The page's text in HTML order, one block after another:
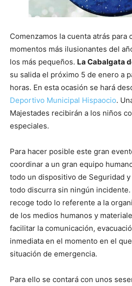
Comenzamos la cuenta atrás para
momentos más ilusionantes del
los más pequeños. La Cabalgata
su salida el próximo 5 de enero a
horas. En esta ocasión se hará
Deportivo Municipal Hispaocio.
Majestades recibirán a los niños
especiales.
Para hacer posible este gran
coordinar a un gran equipo
todo un dispositivo de Seguridad
todo discurra sin ningún incidente.
recoge todo lo referente a la
de los medios humanos y
facilitar la comunicación,
inmediata en el momento en el
situación de emergencia.
Para ello se contará con unos